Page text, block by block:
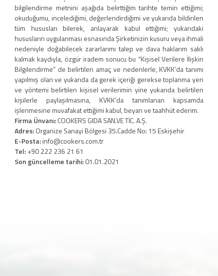
bilgilendirme metnini aşağıda belirttiğim tarihte temin ettiğimi;
okuduğumu, incelediğimi, değerlendirdiğimi ve yukarıda bildirilen
tüm hususları bilerek, anlayarak kabul ettiğimi; yukarıdaki
hususların uygulanması esnasında Şirketinizin kusuru veya ihmali
nedeniyle doğabilecek zararlarımı talep ve dava haklarım saklı
kalmak kaydıyla, özgür iradem sonucu bu “Kişisel Verilere İlişkin
Bilgilendirme” de belirtilen amaç ve nedenlerle, KVKK’da tanımı
yapılmış olan ve yukarıda da gerek içeriği gerekse toplanma yeri
ve yöntemi belirtilen kişisel verilerimin yine yukarıda belirtilen
kişilerle paylaşılmasına, KVKK’da tanımlanan kapsamda
işlenmesine muvafakat ettiğimi kabul, beyan ve taahhüt ederim.
Firma Ünvanı:COOKERS GIDA SAN.VE TİC. A.Ş.
Adres:Organize Sanayi Bölgesi 35.Cadde No: 15 Eskişehir
E-Posta:info@cookers.com.tr
Tel:+90 222 236 21 61
Son güncelleme tarihi:01.01.2021